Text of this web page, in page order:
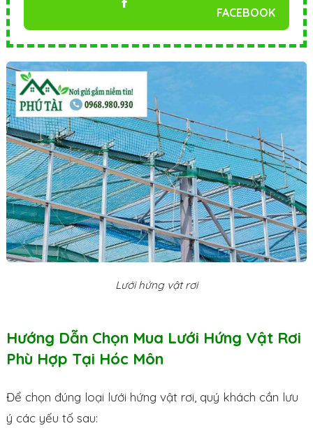
FACEBOOK
Lưới hứng vật rơi
Hướng Dẫn Chọn Mua Lưới Hứng Vật Rơi
Phù Hợp Tại Hóc Môn
Để chọn đúng loại lưới hứng vật rơi, quý khách cần lưu
ý các yếu tố sau: